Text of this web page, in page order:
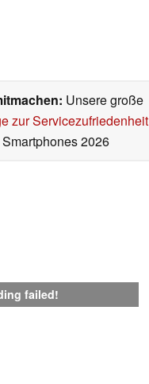
Unsere große
zur Servicezufriedenheit
2026
failed!